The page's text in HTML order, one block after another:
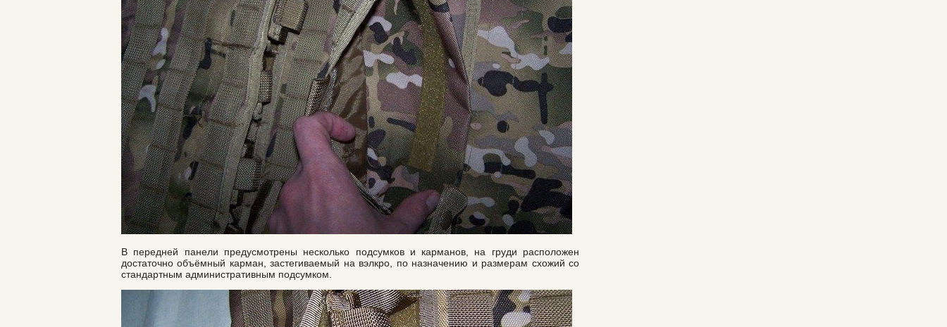
В передней панели предусмотрены несколько подсумков и карманов, на груди расположен
достаточно объёмный карман, застегиваемый на вэлкро, по назначению и размерам схожий со
стандартным административным подсумком.